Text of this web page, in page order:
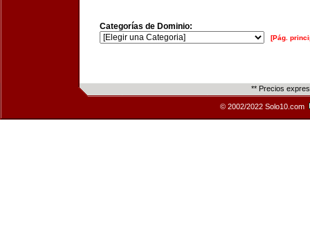
Categorías de Dominio:
[Pág.
** Precios
© 2002/2022 Solo10.com